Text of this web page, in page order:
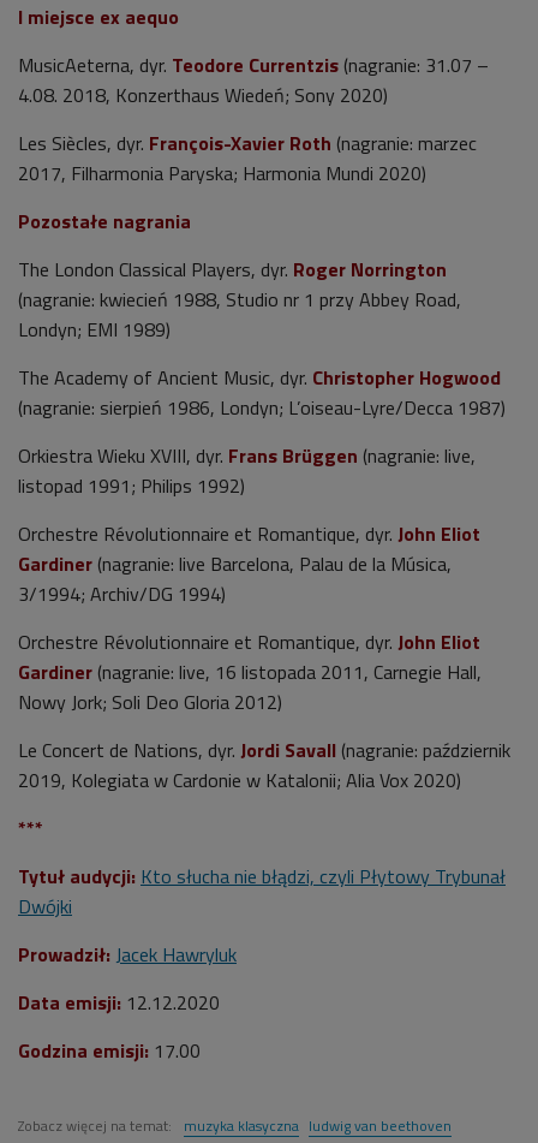
I miejsce ex aequo
MusicAeterna, dyr. Teodore Currentzis (nagranie: 31.07 –
4.08. 2018, Konzerthaus Wiedeń; Sony 2020)
Les Siècles, dyr. François-Xavier Roth (nagranie: marzec
2017, Filharmonia Paryska; Harmonia Mundi 2020)
Pozostałe nagrania
The London Classical Players, dyr. Roger Norrington
(nagranie: kwiecień 1988, Studio nr 1 przy Abbey Road,
Londyn; EMI 1989)
The Academy of Ancient Music, dyr. Christopher Hogwood
(nagranie: sierpień 1986, Londyn; L’oiseau-Lyre/Decca 1987)
Orkiestra Wieku XVIII, dyr. Frans Brüggen (nagranie: live,
listopad 1991; Philips 1992)
Orchestre Révolutionnaire et Romantique, dyr. John Eliot
Gardiner (nagranie: live Barcelona, Palau de la Música,
3/1994; Archiv/DG 1994)
Orchestre Révolutionnaire et Romantique, dyr. John Eliot
Gardiner (nagranie: live, 16 listopada 2011, Carnegie Hall,
Nowy Jork; Soli Deo Gloria 2012)
Le Concert de Nations, dyr. Jordi Savall (nagranie: październik
2019, Kolegiata w Cardonie w Katalonii; Alia Vox 2020)
***
Tytuł audycji: Kto słucha nie błądzi, czyli Płytowy Trybunał
Dwójki
Prowadził: Jacek Hawryluk
Data emisji: 12.12.2020
Godzina emisji: 17.00
Zobacz więcej na temat: muzyka klasyczna ludwig van beethoven